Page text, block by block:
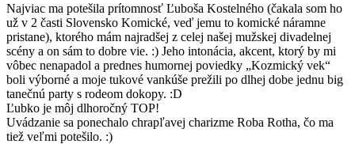
Najviac ma potešila prítomnosť Ľuboša Kostelného (čakala som ho
už v 2 časti Slovensko Komické, veď jemu to komické náramne
pristane), ktorého mám najradšej z celej našej mužskej divadelnej
scény a on sám to dobre vie. :) Jeho intonácia, akcent, ktorý by mi
vôbec nenapadol a prednes humornej poviedky „Kozmický vek“
boli výborné a moje tukové vankúše prežili po dlhej dobe jednu big
tanečnú party s rodeom dokopy. :D
Ľubko je môj dlhoročný TOP!
Uvádzanie sa ponechalo chrapľavej charizme Roba Rotha, čo ma
tiež veľmi potešilo. :)